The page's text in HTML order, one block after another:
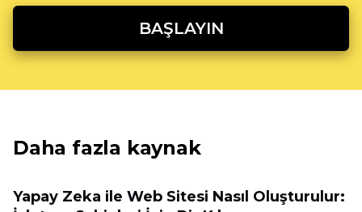
BAŞLAYIN
Daha fazla kaynak
Yapay Zeka ile Web Sitesi Nasıl Oluşturulur: